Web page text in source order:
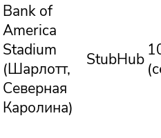
Bank of
America
Stadium
(Шарлотт,
Северная
Каролина)
StubHub